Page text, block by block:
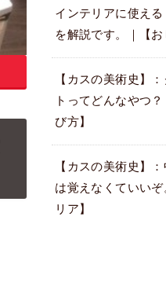
インテリアに使え
を解説です。｜【お
【カスの美術史】
トってどんなやつ
び方】
【カスの美術史】
は覚えなくていい
リア】